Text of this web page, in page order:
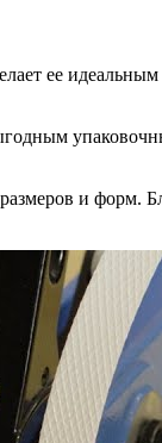
ее
и форм.